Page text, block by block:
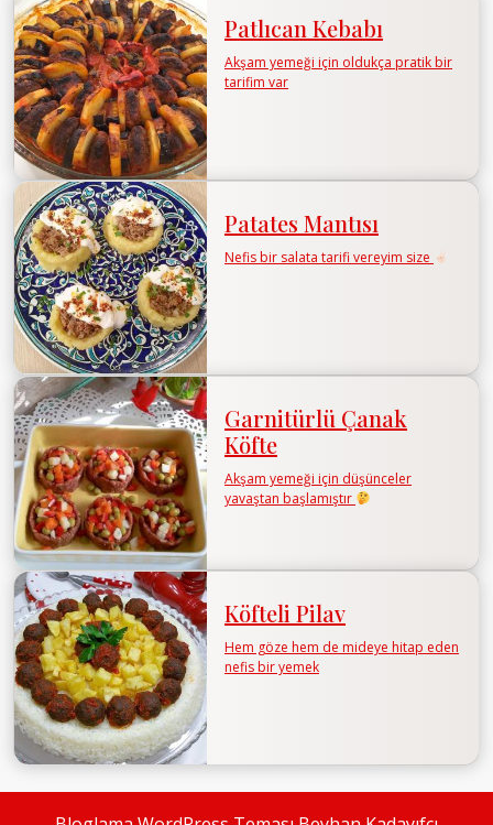
Patlıcan Kebabı
Akşam yemeği için oldukça pratik bir
tarifim var
Patates Mantısı
Nefis bir salata tarifi vereyim size
Garnitürlü Çanak
Köfte
Akşam yemeği için düşünceler
yavaştan başlamıştır
Köfteli Pilav
Hem göze hem de mideye hitap eden
nefis bir yemek